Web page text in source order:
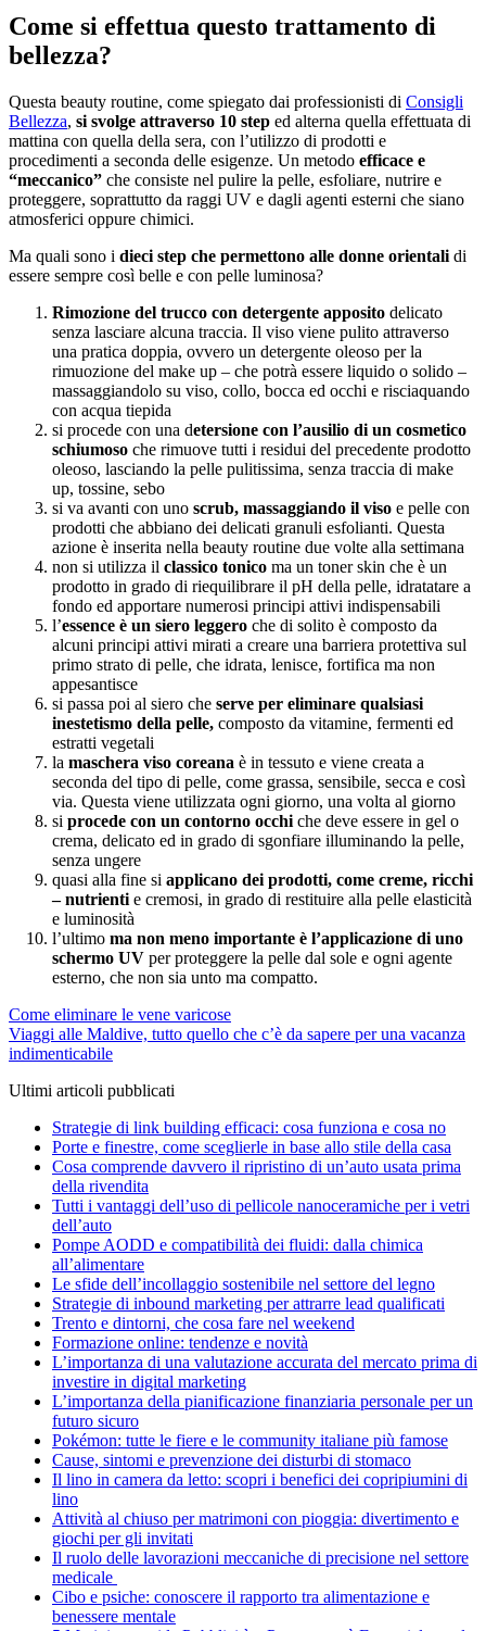
Come si effettua questo trattamento di
bellezza?
Questa beauty routine, come spiegato dai professionisti di Consigli
Bellezza, si svolge attraverso 10 step ed alterna quella effettuata di
mattina con quella della sera, con l’utilizzo di prodotti e
procedimenti a seconda delle esigenze. Un metodo efficace e
“meccanico” che consiste nel pulire la pelle, esfoliare, nutrire e
proteggere, soprattutto da raggi UV e dagli agenti esterni che siano
atmosferici oppure chimici.
Ma quali sono i dieci step che permettono alle donne orientali di
essere sempre così belle e con pelle luminosa?
Rimozione del trucco con detergente apposito delicato
senza lasciare alcuna traccia. Il viso viene pulito attraverso
una pratica doppia, ovvero un detergente oleoso per la
rimuozione del make up – che potrà essere liquido o solido –
massaggiandolo su viso, collo, bocca ed occhi e risciaquando
con acqua tiepida
si procede con una detersione con l’ausilio di un cosmetico
schiumoso che rimuove tutti i residui del precedente prodotto
oleoso, lasciando la pelle pulitissima, senza traccia di make
up, tossine, sebo
si va avanti con uno scrub, massaggiando il viso e pelle con
prodotti che abbiano dei delicati granuli esfolianti. Questa
azione è inserita nella beauty routine due volte alla settimana
non si utilizza il classico tonico ma un toner skin che è un
prodotto in grado di riequilibrare il pH della pelle, idratatare a
fondo ed apportare numerosi principi attivi indispensabili
l’essence è un siero leggero che di solito è composto da
alcuni principi attivi mirati a creare una barriera protettiva sul
primo strato di pelle, che idrata, lenisce, fortifica ma non
appesantisce
si passa poi al siero che serve per eliminare qualsiasi
inestetismo della pelle, composto da vitamine, fermenti ed
estratti vegetali
la maschera viso coreana è in tessuto e viene creata a
seconda del tipo di pelle, come grassa, sensibile, secca e così
via. Questa viene utilizzata ogni giorno, una volta al giorno
si procede con un contorno occhi che deve essere in gel o
crema, delicato ed in grado di sgonfiare illuminando la pelle,
senza ungere
quasi alla fine si applicano dei prodotti, come creme, ricchi
– nutrienti e cremosi, in grado di restituire alla pelle elasticità
e luminosità
l’ultimo ma non meno importante è l’applicazione di uno
schermo UV per proteggere la pelle dal sole e ogni agente
esterno, che non sia unto ma compatto.
Navigazione
articoli
Come eliminare le vene varicose
Viaggi alle Maldive, tutto quello che c’è da sapere per una vacanza
indimenticabile
Ultimi articoli pubblicati
Strategie di link building efficaci: cosa funziona e cosa no
Porte e finestre, come sceglierle in base allo stile della casa
Cosa comprende davvero il ripristino di un’auto usata prima
della rivendita
Tutti i vantaggi dell’uso di pellicole nanoceramiche per i vetri
dell’auto
Pompe AODD e compatibilità dei fluidi: dalla chimica
all’alimentare
Le sfide dell’incollaggio sostenibile nel settore del legno
Strategie di inbound marketing per attrarre lead qualificati
Trento e dintorni, che cosa fare nel weekend
Formazione online: tendenze e novità
L’importanza di una valutazione accurata del mercato prima di
investire in digital marketing
L’importanza della pianificazione finanziaria personale per un
futuro sicuro
Pokémon: tutte le fiere e le community italiane più famose
Cause, sintomi e prevenzione dei disturbi di stomaco
Il lino in camera da letto: scopri i benefici dei copripiumini di
lino
Attività al chiuso per matrimoni con pioggia: divertimento e
giochi per gli invitati
Il ruolo delle lavorazioni meccaniche di precisione nel settore
medicale
Cibo e psiche: conoscere il rapporto tra alimentazione e
benessere mentale